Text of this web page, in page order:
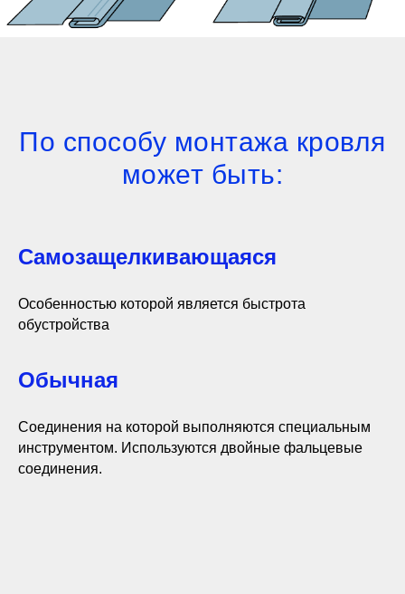
По способу монтажа кровля
может быть:
Самозащелкивающаяся
Особенностью которой является быстрота
обустройства
Обычная
Соединения на которой выполняются специальным
инструментом. Используются двойные фальцевые
соединения.